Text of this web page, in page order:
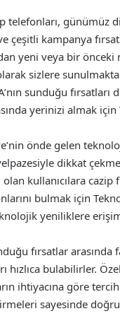
telefonları, günümüz
çeşitli kampanya
yeni veya bir
sizlere
sunduğu
yerinizi almak için
önde gelen
dikkat
olan kullanıcılara
bulmak için
yeniliklere
fırsatlar
hızlıca bulabilirler.
ihtiyacına göre
sayesinde